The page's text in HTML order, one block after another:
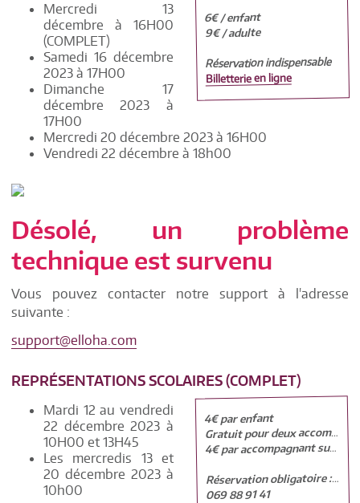
6€ / enfant
9€ / adulte
Réservation indispensable
Billetterie en ligne
Mercredi 13
décembre à 16H00
(COMPLET)
Samedi 16 décembre
2023 à 17H00
Dimanche 17
décembre 2023 à
17H00
Mercredi 20 décembre 2023 à 16H00
Vendredi 22 décembre à 18h00
Désolé, un problème
technique est survenu
Vous pouvez contacter notre support à l'adresse
suivante :
support@elloha.com
REPRÉSENTATIONS SCOLAIRES (COMPLET)
4€ par enfant
Gratuit pour deux accompagnants
4€ par accompagnant supplémentaire
Réservation obligatoire : maisondelamarionnette@skynet.be
069 88 91 41
Mardi 12 au vendredi
22 décembre 2023 à
10H00 et 13H45
Les mercredis 13 et
20 décembre 2023 à
10h00